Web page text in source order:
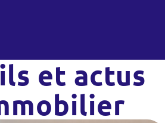
et actus